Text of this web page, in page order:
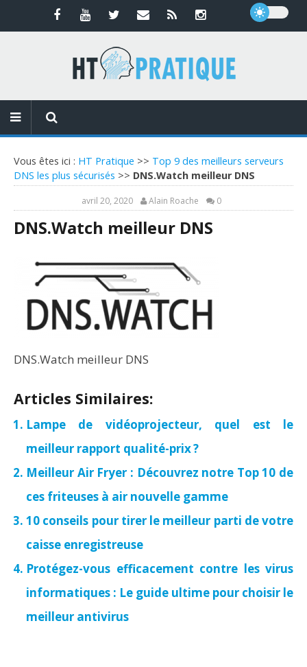
Vous êtes ici : HT Pratique >> Top 9 des meilleurs serveurs
DNS les plus sécurisés >> DNS.Watch meilleur DNS
avril 20, 2020 Alain Roache 0
DNS.Watch meilleur DNS
DNS.Watch meilleur DNS
Articles Similaires:
Lampe de vidéoprojecteur, quel est le
meilleur rapport qualité-prix ?
Meilleur Air Fryer : Découvrez notre Top 10 de
ces friteuses à air nouvelle gamme
10 conseils pour tirer le meilleur parti de votre
caisse enregistreuse
Protégez-vous efficacement contre les virus
informatiques : Le guide ultime pour choisir le
meilleur antivirus